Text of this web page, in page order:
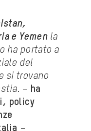
e Yemen la
ha portato a
del
si trovano
. – ha
policy
–